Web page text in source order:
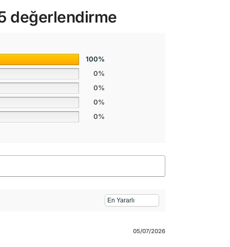
değerlendirme
100%
0%
0%
0%
0%
05/07/2026